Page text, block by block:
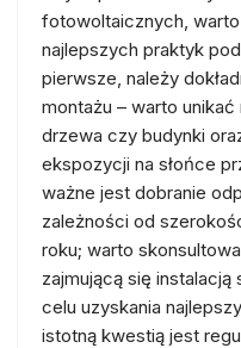
fotowoltaicznych,
najlepszych praktyk
pierwsze, należy
montażu – warto
drzewa czy budynki
ekspozycji na słońce
ważne jest dobranie
zależności od
roku; warto
zajmującą się
celu uzyskania
istotną kwestią jest